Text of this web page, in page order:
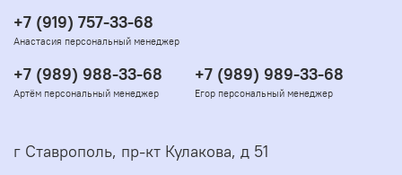
+7 (919) 757-33-68
Анастасия персональный менеджер
+7 (989) 988-33-68
Артём персональный менеджер
+7 (989) 989-33-68
Егор персональный менеджер
г Ставрополь, пр-кт Кулакова, д 51